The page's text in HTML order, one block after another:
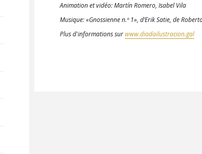
Animation et vidéo: Martín Romero, Isabel Vila
Musique: «Gnossienne n.º 1», d’Erik Satie, de
Plus d'informations surwww.diadailustracion.gal